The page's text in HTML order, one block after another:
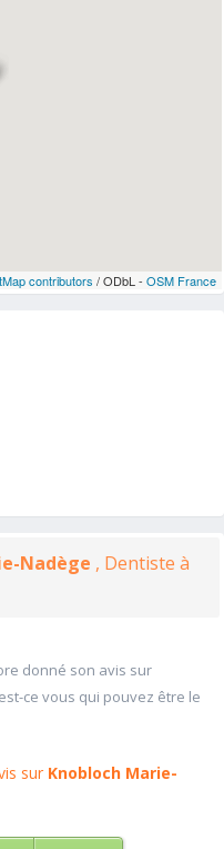
contributors / ODbL - OSM France
Nadège , Dentiste à
donné son avis sur
ce vous qui pouvez être le
sur Knobloch Marie-